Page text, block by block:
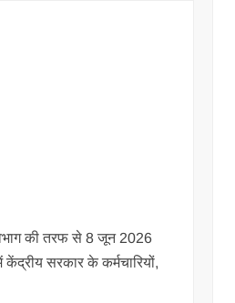
की तरफ से 8 जून 2026
सरकार के कर्मचारियों,